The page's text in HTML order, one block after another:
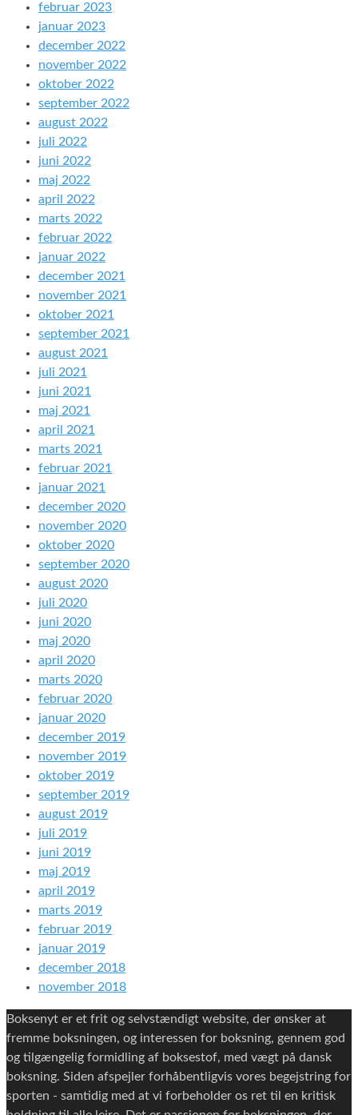
februar 2023
januar 2023
december 2022
november 2022
oktober 2022
september 2022
august 2022
juli 2022
juni 2022
maj 2022
april 2022
marts 2022
februar 2022
januar 2022
december 2021
november 2021
oktober 2021
september 2021
august 2021
juli 2021
juni 2021
maj 2021
april 2021
marts 2021
februar 2021
januar 2021
december 2020
november 2020
oktober 2020
september 2020
august 2020
juli 2020
juni 2020
maj 2020
april 2020
marts 2020
februar 2020
januar 2020
december 2019
november 2019
oktober 2019
september 2019
august 2019
juli 2019
juni 2019
maj 2019
april 2019
marts 2019
februar 2019
januar 2019
december 2018
november 2018
Boksenyt er et frit og selvstændigt website, der ønsker at
fremme boksningen, og interessen for boksning, gennem god
og tilgængelig formidling af boksestof, med vægt på dansk
boksning. Siden afspejler forhåbentligvis vores begejstring for
sporten - samtidig med at vi forbeholder os ret til en kritisk